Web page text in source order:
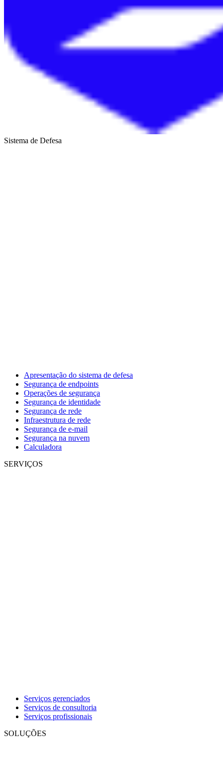
Sistema de Defesa
Apresentação do sistema de defesa
Segurança de endpoints
Operações de segurança
Segurança de identidade
Segurança de rede
Infraestrutura de rede
Segurança de e-mail
Segurança na nuvem
Calculadora
SERVIÇOS
Serviços gerenciados
Serviços de consultoria
Serviços profissionais
SOLUÇÕES